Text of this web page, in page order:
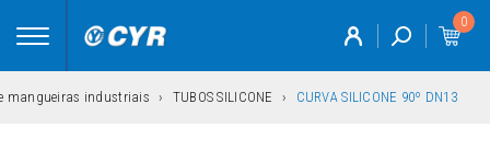
Toggle
0
mangueiras industriais TUBOS SILICONE CURVA SILICONE 90º DN13